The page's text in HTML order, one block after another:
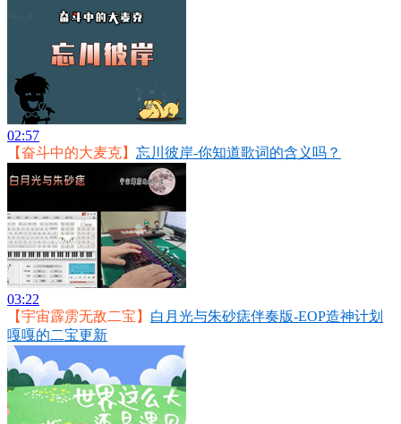
02:57
【奋斗中的大麦克】 忘川彼岸-你知道歌词的含义吗？
03:22
【宇宙霹雳无敌二宝】 白月光与朱砂痣伴奏版-EOP造神计划
嘎嘎的二宝更新